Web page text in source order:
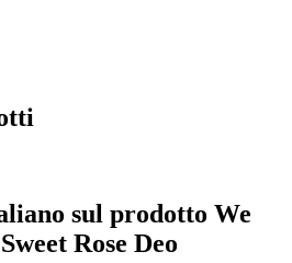
sul prodotto We
Rose Deo